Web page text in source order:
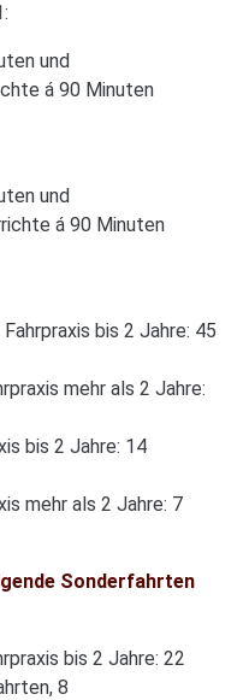
und
á 90 Minuten
und
á 90 Minuten
bis 2 Jahre: 45
mehr als 2 Jahre:
bis 2 Jahre: 14
mehr als 2 Jahre: 7
Sonderfahrten
bis 2 Jahre: 22
8